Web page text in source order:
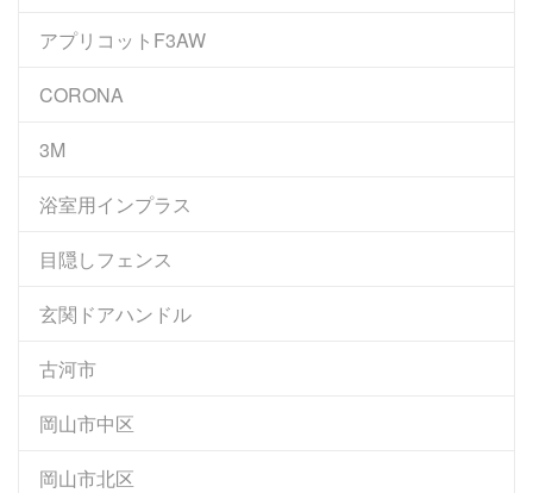
アプリコットF3AW
CORONA
3M
浴室用インプラス
目隠しフェンス
玄関ドアハンドル
古河市
岡山市中区
岡山市北区